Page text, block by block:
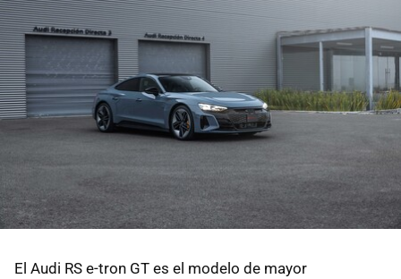
El Audi RS e-tron GT es el modelo de mayor